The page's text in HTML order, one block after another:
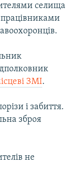
селища
працівниками
ЗМІ.
і забиття.
зброя
не